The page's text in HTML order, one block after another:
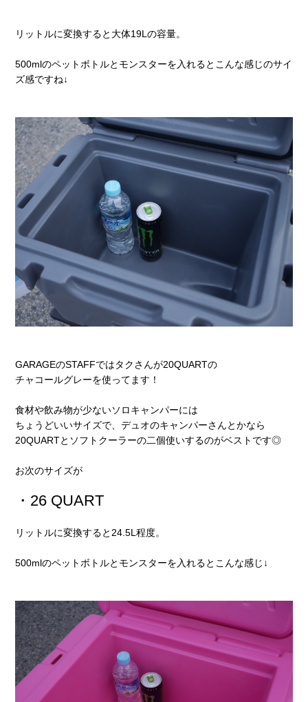
リットルに変換すると大体19Lの容量。
500mlのペットボトルとモンスターを入れるとこんな感じのサイ
ズ感ですね↓
GARAGEのSTAFFではタクさんが20QUARTの
チャコールグレーを使ってます！
食材や飲み物が少ないソロキャンパーには
ちょうどいいサイズで、デュオのキャンパーさんとかなら
20QUARTとソフトクーラーの二個使いするのがベストです◎
お次のサイズが
・26 QUART
リットルに変換すると24.5L程度。
500mlのペットボトルとモンスターを入れるとこんな感じ↓